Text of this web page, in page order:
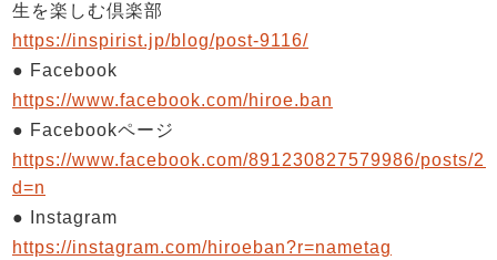
生を楽しむ倶楽部
https://inspirist.jp/blog/post-9116/
● Facebook
https://www.facebook.com/hiroe.ban
● Facebookページ
https://www.facebook.com/891230827579986/posts/
d=n
● Instagram
https://instagram.com/hiroeban?r=nametag